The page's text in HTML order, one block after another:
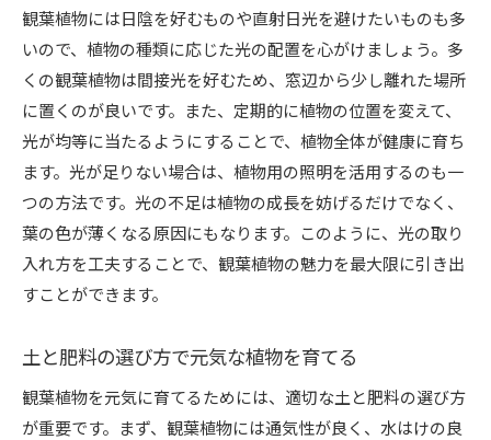
観葉植物には日陰を好むものや直射日光を避けたいものも多
いので、植物の種類に応じた光の配置を心がけましょう。多
くの観葉植物は間接光を好むため、窓辺から少し離れた場所
に置くのが良いです。また、定期的に植物の位置を変えて、
光が均等に当たるようにすることで、植物全体が健康に育ち
ます。光が足りない場合は、植物用の照明を活用するのも一
つの方法です。光の不足は植物の成長を妨げるだけでなく、
葉の色が薄くなる原因にもなります。このように、光の取り
入れ方を工夫することで、観葉植物の魅力を最大限に引き出
すことができます。
土と肥料の選び方で元気な植物を育てる
観葉植物を元気に育てるためには、適切な土と肥料の選び方
が重要です。まず、観葉植物には通気性が良く、水はけの良